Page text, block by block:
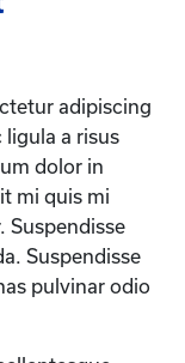
adipiscing
ligula a risus
dolor in
mi quis mi
Suspendisse
Suspendisse
pulvinar odio